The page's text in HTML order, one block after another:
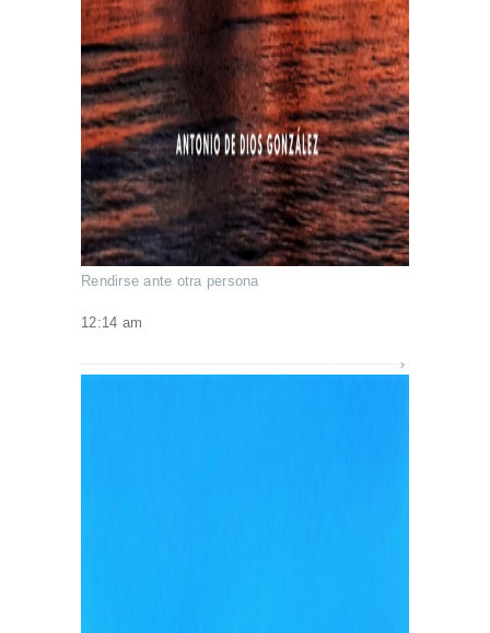
Rendirse ante otra persona
12:14 am